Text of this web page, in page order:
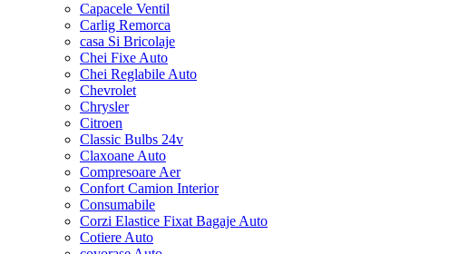
Capacele Ventil
Carlig Remorca
casa Si Bricolaje
Chei Fixe Auto
Chei Reglabile Auto
Chevrolet
Chrysler
Citroen
Classic Bulbs 24v
Claxoane Auto
Compresoare Aer
Confort Camion Interior
Consumabile
Corzi Elastice Fixat Bagaje Auto
Cotiere Auto